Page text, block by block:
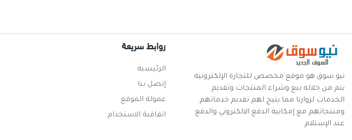
نيو سوق هو موقع مخصص للتجارة الإلكترونية
يتم من خلاله بيع وشراء المنتجات وتقديم
الخدمات لزوارنا مما يتيح لهم تقديم خدماتهم
ومنتجاتهم مع إمكانية الدفع الالكتروني والدفع
عند الإستلام
روابط سريعة
الرئيسية
إتصل بنا
عمولة الموقع
اتفاقية الاستخدام